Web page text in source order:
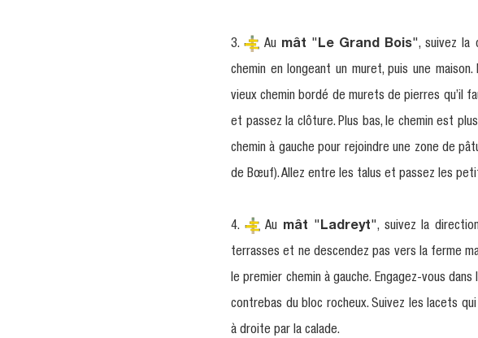
3. Au mât "Le Grand Bois", suivez la
chemin en longeant un muret, puis une
vieux chemin bordé de murets de pierres qu’il
et passez la clôture. Plus bas, le chemin est
chemin à gauche pour rejoindre une zone de
de Bœuf). Allez entre les talus et passez les
4. Au mât "Ladreyt", suivez la
terrasses et ne descendez pas vers la ferme
le premier chemin à gauche. Engagez-vous
contrebas du bloc rocheux. Suivez les lacets
à droite par la calade.